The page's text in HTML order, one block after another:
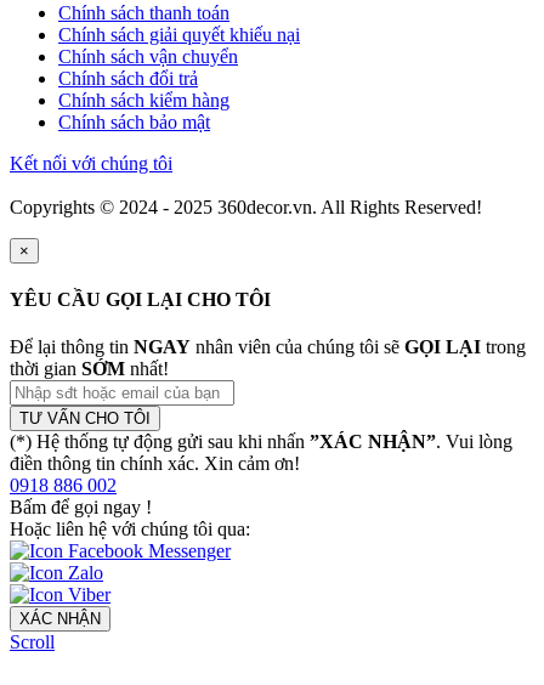
Chính sách thanh toán
Chính sách giải quyết khiếu nại
Chính sách vận chuyển
Chính sách đổi trả
Chính sách kiểm hàng
Chính sách bảo mật
Kết nối với chúng tôi
Copyrights © 2024 - 2025 360decor.vn. All Rights Reserved!
×
YÊU CẦU GỌI LẠI CHO TÔI
Để lại thông tin NGAY nhân viên của chúng tôi sẽ GỌI LẠI trong
thời gian SỚM nhất!
TƯ VẤN CHO TÔI
(*) Hệ thống tự động gửi sau khi nhấn ”XÁC NHẬN”. Vui lòng
điền thông tin chính xác. Xin cảm ơn!
0918 886 002
Bấm để gọi ngay !
Hoặc liên hệ với chúng tôi qua:
XÁC NHẬN
Scroll